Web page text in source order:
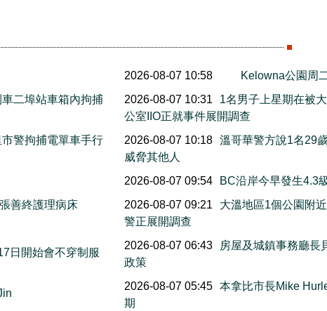
二埠站車箱內拘捕
警拘捕電單車手行
善終護理病床
日開始會不穿制服
2026-08-07 10:58
Kelowna公園
2026-08-07 10:31
1名男子上星期在被
公室IIO正就事件展開調查
2026-08-07 10:18
溫哥華警方說1名29
威脅其他人
2026-08-07 09:54
BC沿岸今早發生4.3
2026-08-07 09:21
大溫地區1個公園附
警正展開調查
2026-08-07 06:43
房屋及城鎮事務廳長
政策
2026-08-07 05:45
本拿比市長Mike
期